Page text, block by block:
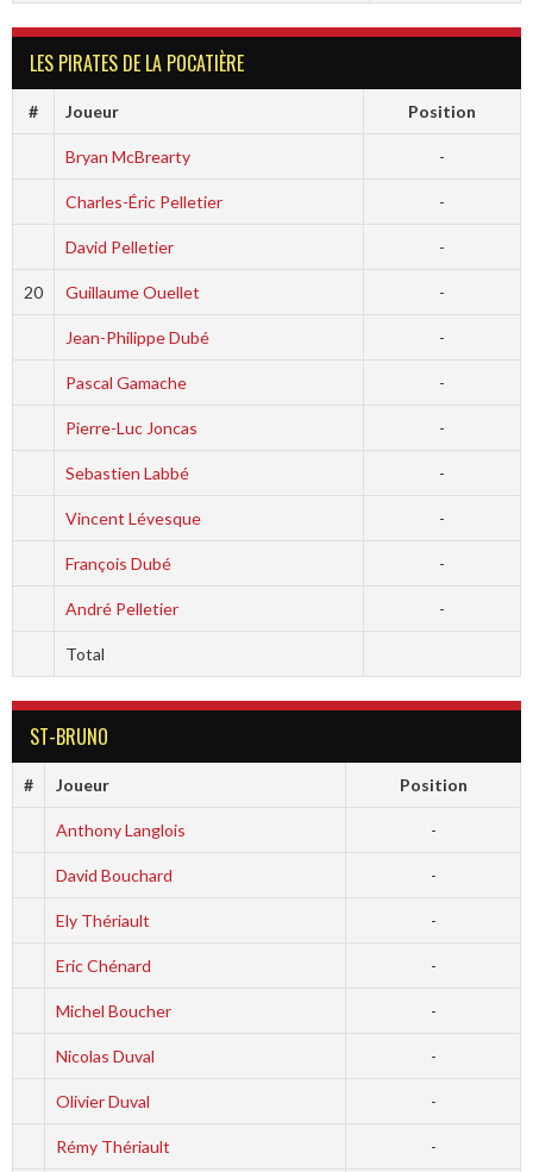
LES PIRATES DE LA POCATIÈRE
# Joueur Position
Bryan McBrearty -
Charles-Éric Pelletier -
David Pelletier -
20 Guillaume Ouellet -
Jean-Philippe Dubé -
Pascal Gamache -
Pierre-Luc Joncas -
Sebastien Labbé -
Vincent Lévesque -
François Dubé -
André Pelletier -
Total
ST-BRUNO
# Joueur Position
Anthony Langlois -
David Bouchard -
Ely Thériault -
Eric Chénard -
Michel Boucher -
Nicolas Duval -
Olivier Duval -
Rémy Thériault -